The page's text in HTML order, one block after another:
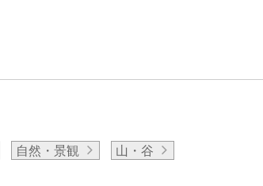
自然・景観 山・谷